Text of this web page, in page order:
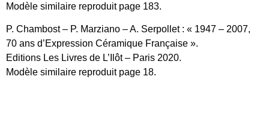
Modèle similaire reproduit page 183.
P. Chambost – P. Marziano – A. Serpollet : « 1947 – 2007,
70 ans d’Expression Céramique Française ».
Editions Les Livres de L’Ilôt – Paris 2020.
Modèle similaire reproduit page 18.